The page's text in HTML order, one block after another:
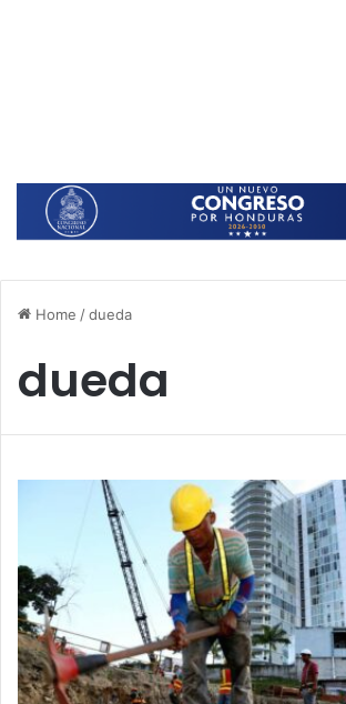
Home /dueda
dueda